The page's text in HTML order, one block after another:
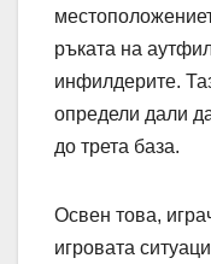
ръката на
инфилдерите.
определи дали
до трета база.
Освен това,
игровата